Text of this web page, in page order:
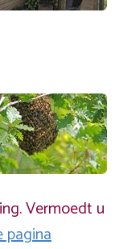
Vermoedt u
pagina